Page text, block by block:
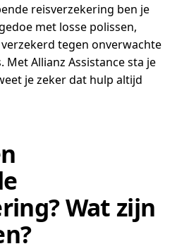
reisverzekering ben je
met losse polissen,
tegen onverwachte
Allianz Assistance sta je
je zeker dat hulp altijd
Wat zijn